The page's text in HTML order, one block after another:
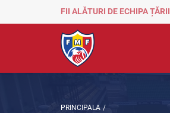
FII ALĂTURI DE ECHIPA ȚĂRII
PRINCIPALA /